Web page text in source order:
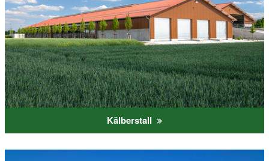
Kälberstall